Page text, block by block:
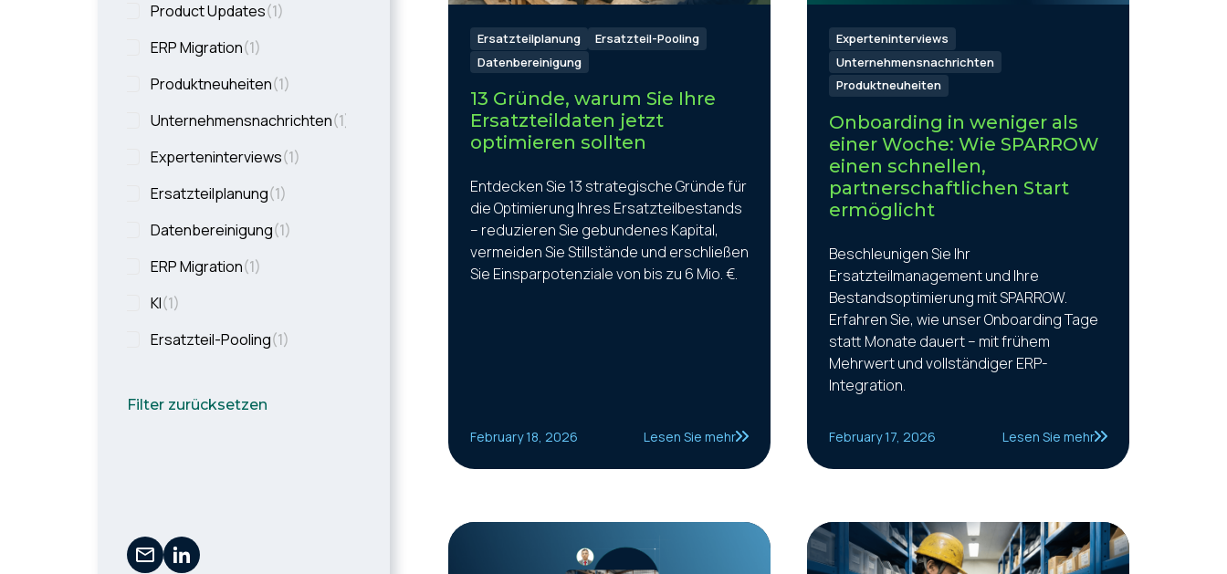
Product Updates(1)
ERP Migration(1)
Produktneuheiten(1)
Unternehmensnachrichten(1)
Experteninterviews(1)
Ersatzteilplanung(1)
Datenbereinigung(1)
ERP Migration(1)
KI(1)
Ersatzteil-Pooling(1)
Filter zurücksetzen
Ersatzteilplanung
Ersatzteil-Pooling
Datenbereinigung
13 Gründe, warum Sie Ihre
Ersatzteildaten jetzt
optimieren sollten
Entdecken Sie 13 strategische Gründe für
die Optimierung Ihres Ersatzteilbestands
– reduzieren Sie gebundenes Kapital,
vermeiden Sie Stillstände und erschließen
Sie Einsparpotenziale von bis zu 6 Mio. €.
February 18, 2026 Lesen Sie mehr
Experteninterviews
Unternehmensnachrichten
Produktneuheiten
Onboarding in weniger als
einer Woche: Wie SPARROW
einen schnellen,
partnerschaftlichen Start
ermöglicht
Beschleunigen Sie Ihr
Ersatzteilmanagement und Ihre
Bestandsoptimierung mit SPARROW.
Erfahren Sie, wie unser Onboarding Tage
statt Monate dauert – mit frühem
Mehrwert und vollständiger ERP-
Integration.
February 17, 2026 Lesen Sie mehr